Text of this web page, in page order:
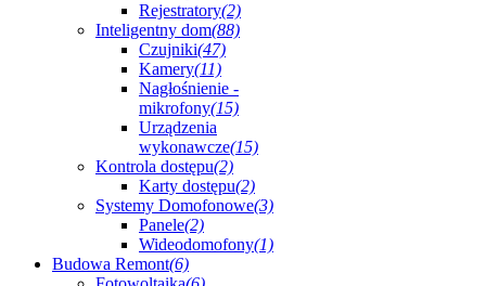
Rejestratory(2)
Inteligentny dom(88)
Czujniki(47)
Kamery(11)
Nagłośnienie -
mikrofony(15)
Urządzenia
wykonawcze(15)
Kontrola dostępu(2)
Karty dostępu(2)
Systemy Domofonowe(3)
Panele(2)
Wideodomofony(1)
Budowa Remont(6)